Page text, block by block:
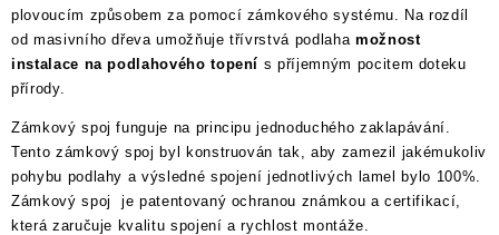
plovoucím způsobem za pomocí zámkového systému. Na rozdíl
od masivního dřeva umožňuje třívrstvá podlaha možnost
instalace na podlahového topení s příjemným pocitem doteku
přírody.
Zámkový spoj funguje na principu jednoduchého zaklapávání.
Tento zámkový spoj byl konstruován tak, aby zamezil jakémukoliv
pohybu podlahy a výsledné spojení jednotlivých lamel bylo 100%.
Zámkový spoj je patentovaný ochranou známkou a certifikací,
která zaručuje kvalitu spojení a rychlost montáže.